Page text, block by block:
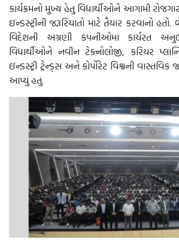
કાર્યક્રમનો મુખ્ય હેતુ વિદ્યાર્થીઓને આગામી
ઇન્ડસ્ટ્રીની જરૂરિયાતો માટે તૈયાર કરવાનો
વિદેશની અગ્રણી કંપનીઓમાં કાર્યરત
વિદ્યાર્થીઓને નવીન ટેક્નોલોજી, કરિયર
ઇન્ડસ્ટ્રી ટ્રેન્ડ્સ અને કોર્પોરેટ વિશ્વની વાસ્તવિક
આપ્યું હતું.